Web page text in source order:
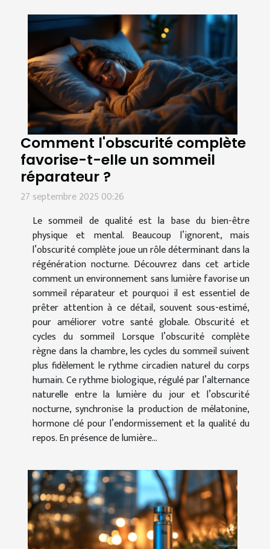
Comment l'obscurité complète
favorise-t-elle un sommeil
réparateur ?
27 septembre 2025 00:26
Le sommeil de qualité est la base du bien-être
physique et mental. Beaucoup l’ignorent, mais
l’obscurité complète joue un rôle déterminant dans la
régénération nocturne. Découvrez dans cet article
comment un environnement sans lumière favorise un
sommeil réparateur et pourquoi il est essentiel de
prêter attention à ce détail, souvent sous-estimé,
pour améliorer votre santé globale. Obscurité et
cycles du sommeil Lorsque l’obscurité complète
règne dans la chambre, les cycles du sommeil suivent
plus fidèlement le rythme circadien naturel du corps
humain. Ce rythme biologique, régulé par l’alternance
naturelle entre la lumière du jour et l’obscurité
nocturne, synchronise la production de mélatonine,
hormone clé pour l’endormissement et la qualité du
repos. En présence de lumière...